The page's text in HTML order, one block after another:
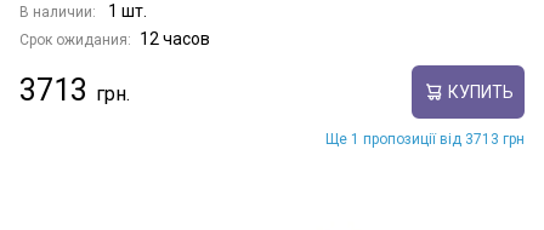
В наличии: 1 шт.
Срок ожидания: 12 часов
3713 КУПИТЬ
Ще 1 пропозиції від 3713 грн